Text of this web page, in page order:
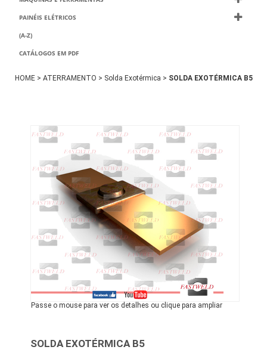
PAINÉIS ELÉTRICOS
(A-Z)
CATÁLOGOS EM PDF
HOME > ATERRAMENTO > Solda Exotérmica > SOLDA EXOTÉRMICA B5
Passe o mouse para ver os detalhes ou clique para ampliar
SOLDA EXOTÉRMICA B5